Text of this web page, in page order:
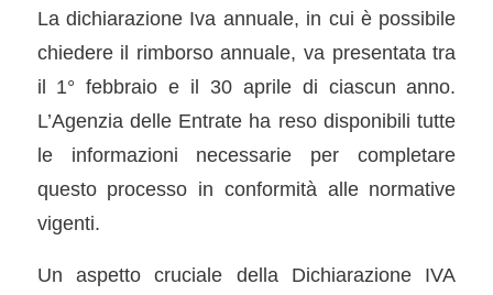
La dichiarazione Iva annuale, in cui è possibile
chiedere il rimborso annuale, va presentata tra
il 1° febbraio e il 30 aprile di ciascun anno.
L’Agenzia delle Entrate ha reso disponibili tutte
le informazioni necessarie per completare
questo processo in conformità alle normative
vigenti.
Un aspetto cruciale della Dichiarazione IVA